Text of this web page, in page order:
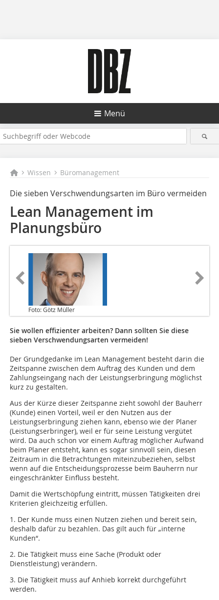
Menü
Wissen Büromanagement
Die sieben Verschwendungsarten im Büro vermeiden
Lean Management im
Planungsbüro
Foto: Götz Müller
Sie wollen effizienter arbeiten? Dann sollten Sie diese
sieben Verschwendungsarten vermeiden!
Der Grundgedanke im Lean Management besteht darin die
Zeitspanne zwischen dem Auftrag des Kunden und dem
Zahlungseingang nach der Leistungserbringung möglichst
kurz zu gestalten.
Aus der Kürze dieser Zeitspanne zieht sowohl der Bauherr
(Kunde) einen Vorteil, weil er den Nutzen aus der
Leistungserbringung ziehen kann, ebenso wie der Planer
(Leistungserbringer), weil er für seine Leistung vergütet
wird. Da auch schon vor einem Auftrag möglicher Aufwand
beim Planer entsteht, kann es sogar sinnvoll sein, diesen
Zeitraum in die Betrachtungen miteinzubeziehen, selbst
wenn auf die Entscheidungsprozesse beim Bauherrn nur
eingeschränkter Einfluss besteht.
Damit die Wertschöpfung eintritt, müssen Tätigkeiten drei
Kriterien gleichzeitig erfüllen.
1. Der Kunde muss einen Nutzen ziehen und bereit sein,
deshalb dafür zu bezahlen. Das gilt auch für „interne
Kunden“.
2. Die Tätigkeit muss eine Sache (Produkt oder
Dienstleistung) verändern.
3. Die Tätigkeit muss auf Anhieb korrekt durchgeführt
werden.